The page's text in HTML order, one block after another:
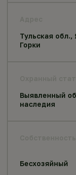
Тульская обл.,
Горки
Выявленный
наследия
Бесхозяйный